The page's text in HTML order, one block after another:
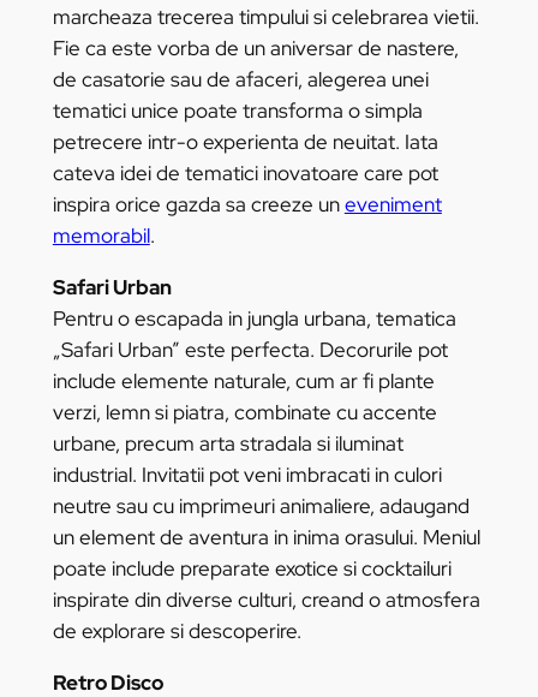
marcheaza trecerea timpului si celebrarea vietii.
Fie ca este vorba de un aniversar de nastere,
de casatorie sau de afaceri, alegerea unei
tematici unice poate transforma o simpla
petrecere intr-o experienta de neuitat. Iata
cateva idei de tematici inovatoare care pot
inspira orice gazda sa creeze uneveniment
memorabil.
Safari Urban
Pentru o escapada in jungla urbana, tematica
„Safari Urban” este perfecta. Decorurile pot
include elemente naturale, cum ar fi plante
verzi, lemn si piatra, combinate cu accente
urbane, precum arta stradala si iluminat
industrial. Invitatii pot veni imbracati in culori
neutre sau cu imprimeuri animaliere, adaugand
un element de aventura in inima orasului. Meniul
poate include preparate exotice si cocktailuri
inspirate din diverse culturi, creand o atmosfera
de explorare si descoperire.
Retro Disco